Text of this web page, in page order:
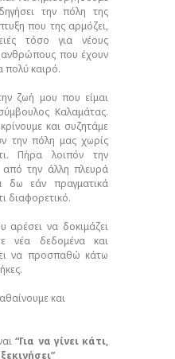
την πόλη της
που της αρμόζει,
τόσο για νέους
που έχουν
πολύ καιρό.
ζωή μου που είμαι
Καλαμάτας.
και συζητάμε
την πόλη μας χωρίς
Πήρα λοιπόν την
την άλλη πλευρά
δω εάν πραγματικά
διαφορετικό.
αρέσει να δοκιμάζει
νέα δεδομένα και
να προσπαθώ κάτω
και
“Για να γίνει κάτι,